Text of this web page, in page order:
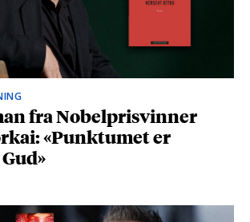
fra Nobelprisvinner
«Punktumet er